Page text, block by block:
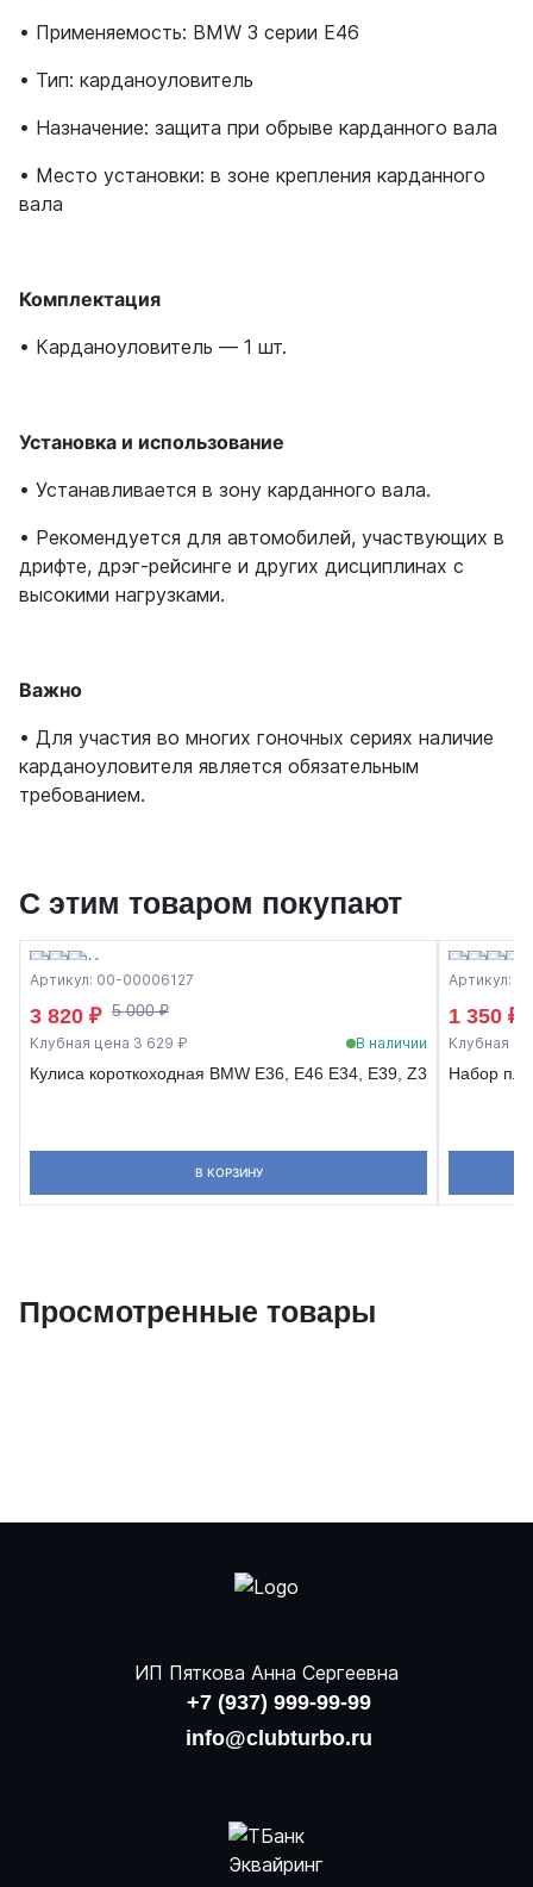
• Применяемость: BMW 3 серии E46
• Тип: карданоуловитель
• Назначение: защита при обрыве карданного вала
• Место установки: в зоне крепления карданного
вала
Комплектация
• Карданоуловитель — 1 шт.
Установка и использование
• Устанавливается в зону карданного вала.
• Рекомендуется для автомобилей, участвующих в
дрифте, дрэг-рейсинге и других дисциплинах с
высокими нагрузками.
Важно
• Для участия во многих гоночных сериях наличие
карданоуловителя является обязательным
требованием.
С этим товаром покупают
Артикул: 00-00006127
3 820 ₽ 5 000 ₽
Клубная цена 3 629 ₽ В наличии
Кулиса короткоходная BMW E36, E46 E34, E39, Z3
В КОРЗИНУ
Артикул:
1 350 ₽
Клубная
Набор
Просмотренные товары
ИП Пяткова Анна Сергеевна
+7 (937) 999-99-99
info@clubturbo.ru